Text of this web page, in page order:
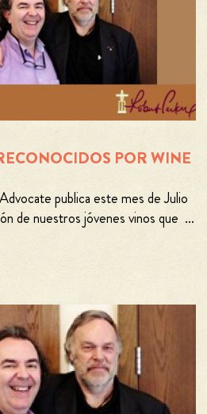
POR WINE
publica este mes de Julio
de nuestros jóvenes vinos que ...